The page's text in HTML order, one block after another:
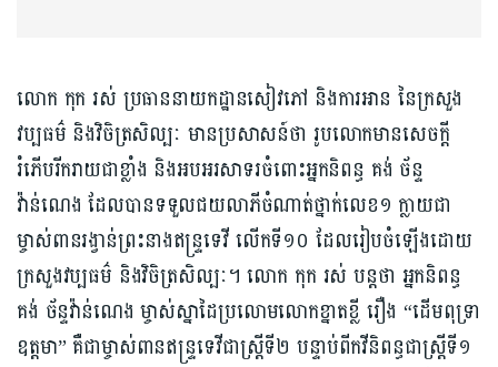
លោក កុក រស់ ប្រធាននាយកដ្ឋានសៀវភៅ និងការអាន នៃក្រសួង
វប្បធម៌ និងវិចិត្រសិល្បៈ មានប្រសាសន៍ថា រូបលោកមានសេចក្តី
រំភើបរីករាយជាខ្លាំង និងអបអរសាទរចំពោះអ្នកនិពន្ធ គង់ ច័ន្ទ
វ៉ាន់ណេង ដែលបានទទួលជយលាភីចំណាត់ថ្នាក់លេខ១ ក្លាយជា
ម្ចាស់ពានរង្វាន់ព្រះនាងឥន្ទ្រទេវី លើកទី១០ ដែលរៀបចំឡើងដោយ
ក្រសួងវប្បធម៌ និងវិចិត្រសិល្បៈ។ លោក កុក រស់ បន្តថា អ្នកនិពន្ធ
គង់ ច័ន្ទវ៉ាន់ណេង ម្ចាស់ស្នាដៃប្រលោមលោកខ្នាតខ្លី រឿង “ដើមពុទ្រា
ឧត្តមា” គឺជាម្ចាស់ពានឥន្ទ្រទេវីជាស្ត្រីទី២ បន្ទាប់ពីកវីនិពន្ធជាស្ត្រីទី១